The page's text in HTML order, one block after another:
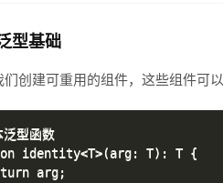
型基础
创建可重用的组件，这些组件可
型函数
identity<T>(arg: T): T {
arg;